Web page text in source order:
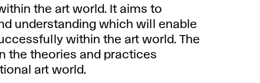
the art world. It aims to
understanding which will enable
within the art world. The
the theories and practices
art world.